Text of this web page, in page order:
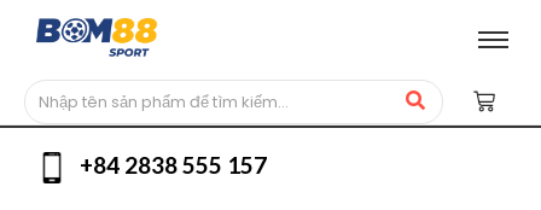
+84 2838 555 157